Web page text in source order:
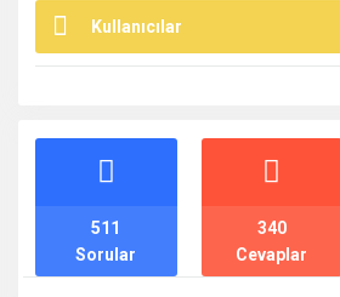
Kullanıcılar
İstatistikler
Sorular
511
Cevaplar
340